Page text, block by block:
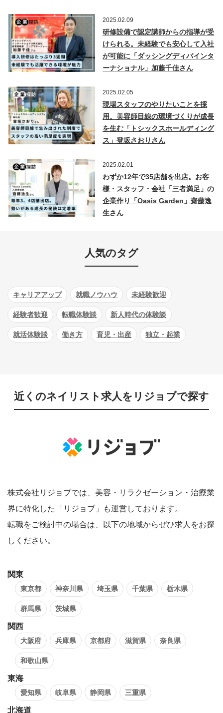
2025.02.09
研修設備で認定講師からの指導が受
けられる。未経験でも安心して入社
が可能に「ダッシングディバインタ
ーナショナル」加藤千佳さん
2025.02.05
現場スタッフのやりたいことを採
用。美容師目線の環境づくりが成長
を生む「トシックスホールディング
ス」登坂さおりさん
2025.02.01
わずか12年で35店舗を出店。お客
様・スタッフ・会社「三者満足」の
企業作り「Oasis Garden」齋藤逸
生さん
人気のタグ
キャリアアップ 就職ノウハウ 未経験歓迎
経験者歓迎 転職体験談 新人時代の体験談
就活体験談 働き方 育児・出産 独立・起業
近くのネイリスト求人をリジョブで探す
株式会社リジョブでは、美容・リラクゼーション・治療業
界に特化した「リジョブ」も運営しております。
転職をご検討中の場合は、以下の地域からぜひ求人をお探
しください。
関東
東京都 神奈川県 埼玉県 千葉県 栃木県
群馬県 茨城県
関西
大阪府 兵庫県 京都府 滋賀県 奈良県
和歌山県
東海
愛知県 岐阜県 静岡県 三重県
北海道